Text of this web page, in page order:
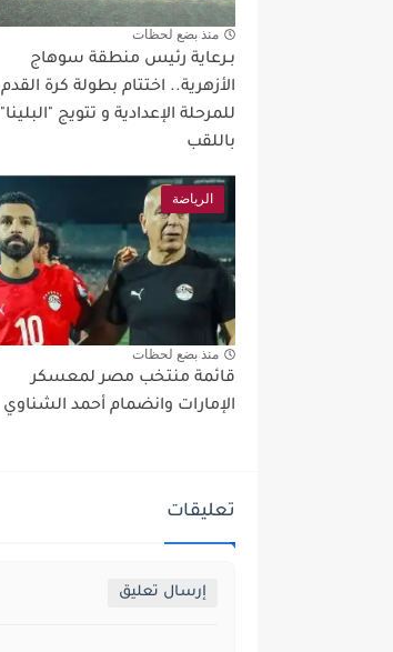
منذ بضع لحظات
بـرعاية رئيس منطقة سوهاج
الأزهرية.. اختتام بطولة كرة القدم
للمرحلة الإعدادية و تتويج "البلينا"
باللقب
الرياضة
منذ بضع لحظات
قائمة منتخب مصر لمعسكر
الإمارات وانضمام أحمد الشناوي
تعليقات
إرسال تعليق